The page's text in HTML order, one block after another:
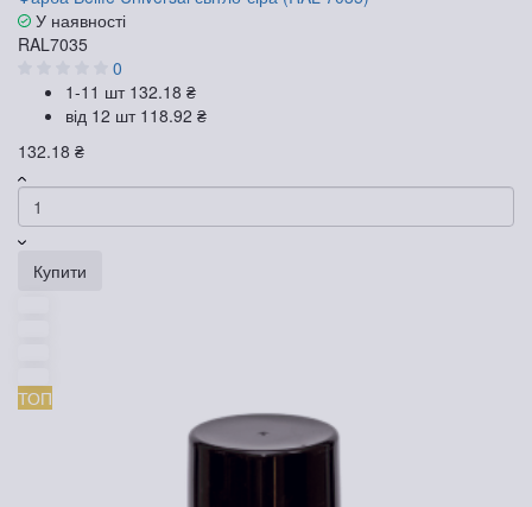
У наявності
RAL7035
0
1-11 шт 132.18 ₴
від 12 шт 118.92 ₴
132.18 ₴
Купити
ТОП